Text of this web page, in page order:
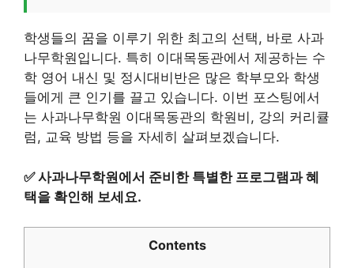
학생들의 꿈을 이루기 위한 최고의 선택, 바로 사과
나무학원입니다. 특히 이대목동관에서 제공하는 수
학 영어 내신 및 정시대비반은 많은 학부모와 학생
들에게 큰 인기를 끌고 있습니다. 이번 포스팅에서
는 사과나무학원 이대목동관의 학원비, 강의 커리큘
럼, 교육 방법 등을 자세히 살펴보겠습니다.
✅사과나무학원에서 준비한 특별한 프로그램과 혜
택을 확인해 보세요.
Contents